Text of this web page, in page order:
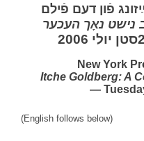
פֿון דעם פֿילם
נישט נאָך העכער
New York
Itche Goldberg: A
—
(English follows below)